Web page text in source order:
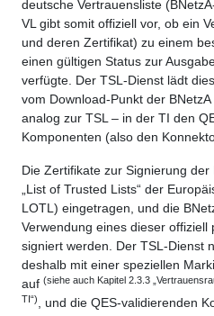
deutsche Vertrauensliste
VL gibt somit offiziell vor, ob ein
und deren Zertifikat) zu einem
einen gültigen Status zur
verfügte. Der TSL-Dienst lädt
vom Download-Punkt der
analog zur TSL – in der TI den
Komponenten (also den
Die Zertifikate zur Signierung
„List of Trusted Lists“ der
LOTL) eingetragen, und die
Verwendung eines dieser offiziell
signiert werden. Der TSL-Dienst
deshalb mit einer speziellen
auf (siehe auch Kapitel 2.3.3
TI“), und die QES-validierenden